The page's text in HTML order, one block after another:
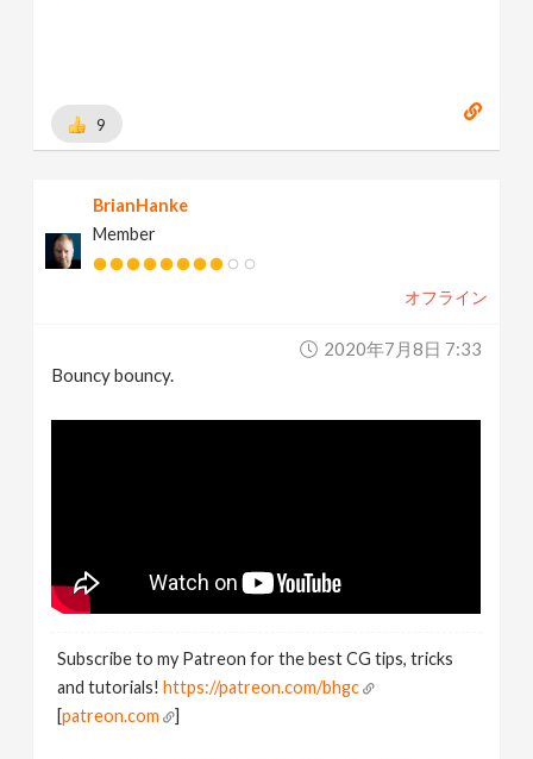
9
BrianHanke
Member
オフライン
2020年7月8日 7:33
Bouncy bouncy.
Subscribe to my Patreon for the best CG tips, tricks
and tutorials!https://patreon.com/bhgc
[patreon.com ]